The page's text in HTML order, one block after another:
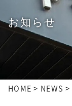
お知らせ
HOME > NEWS >